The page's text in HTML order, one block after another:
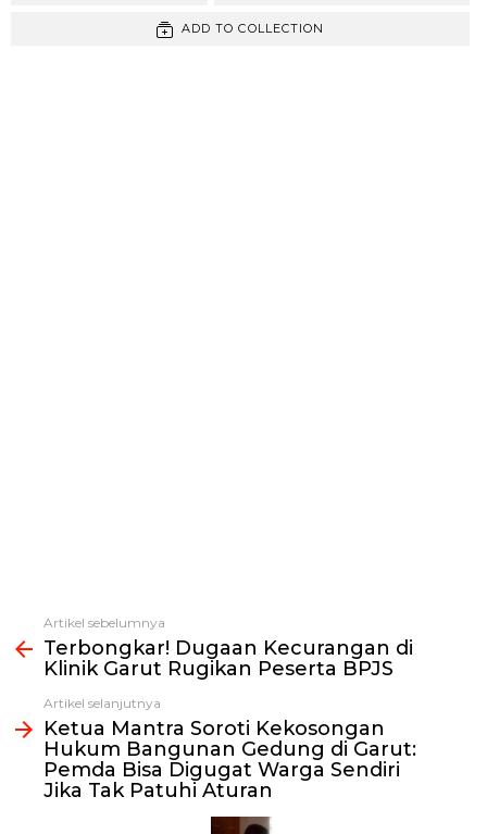
ADD TO COLLECTION
Lihat
selengkapnya
Artikel sebelumnya
Terbongkar! Dugaan Kecurangan di
Klinik Garut Rugikan Peserta BPJS
Artikel selanjutnya
Ketua Mantra Soroti Kekosongan
Hukum Bangunan Gedung di Garut:
Pemda Bisa Digugat Warga Sendiri
Jika Tak Patuhi Aturan